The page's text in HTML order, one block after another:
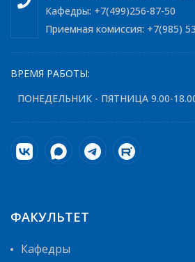
Кафедры: +7(499)256-87-50
Приемная комиссия: +7(985)
ВРЕМЯ РАБОТЫ:
ПОНЕДЕЛЬНИК - ПЯТНИЦА 9.00-
ФАКУЛЬТЕТ
Кафедры